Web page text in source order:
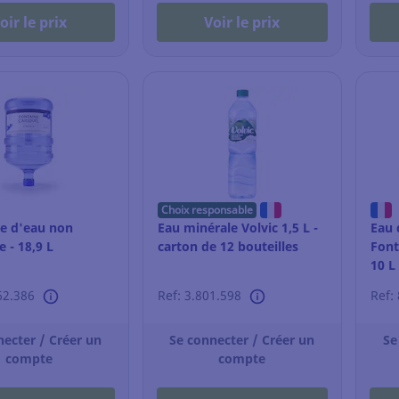
le prix Voir le prix
d'eau non
- 18,9 L
/ Créer un
compte
Choix responsable
Eau minérale Volvic 1,5 L -
carton de 12 bouteilles
Ref: 3.801.598
Se connecter / Créer un
compte
Eau
10 L
Ref: